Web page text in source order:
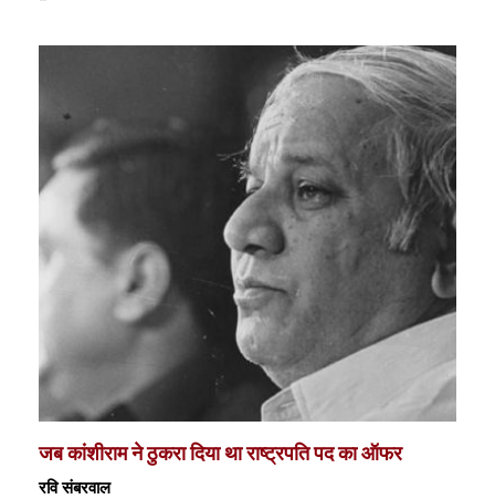
जब कांशीराम ने ठुकरा दिया था राष्ट्रपति पद का ऑफर
रवि संबरवाल